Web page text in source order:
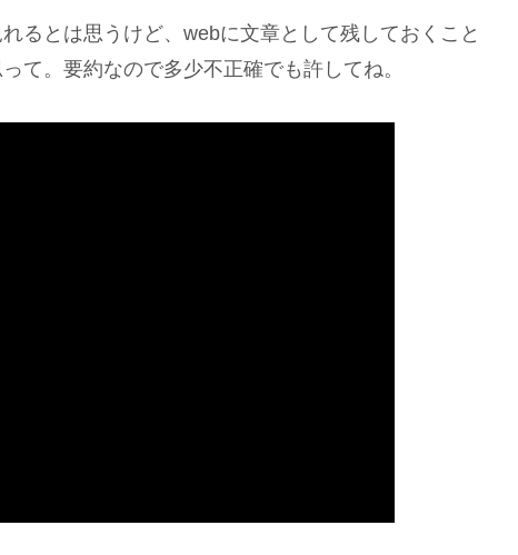
るとは思うけど、webに文章として残しておくこと
て。要約なので多少不正確でも許してね。